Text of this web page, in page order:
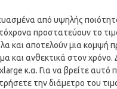
από υψηλής
προστατεύουν το
και αποτελούν μια κομψή
και ανθεκτικά στον χρόνο.
κ.α. Για να βρείτε αυτό
την διάμετρο του